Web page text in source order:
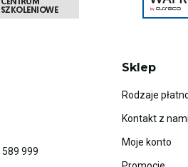
589 999
Sklep
Rodzaje
Kontakt z nami
Moje konto